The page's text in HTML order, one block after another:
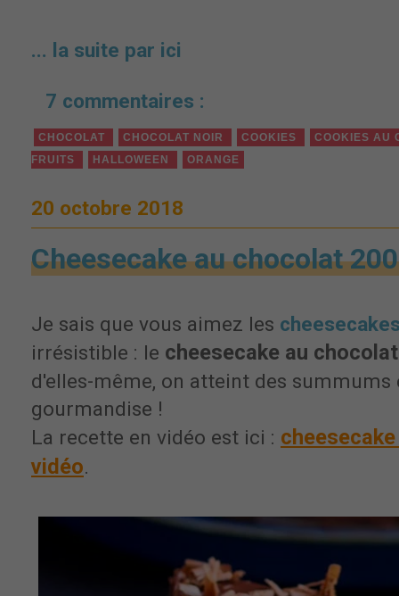
... la suite par ici
7 commentaires :
CHOCOLAT CHOCOLAT NOIR COOKIES
COOKIES AU
FRUITS
HALLOWEEN ORANGE
20 octobre 2018
Cheesecake au chocolat
Je sais que vous aimez les
irrésistible : le cheesecake au chocolat
d'elles-même, on atteint des summums
gourmandise !
La recette en vidéo est ici :
vidéo.